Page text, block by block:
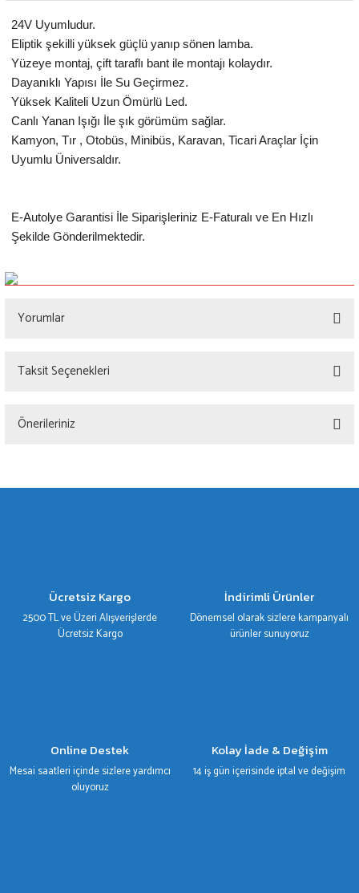
24V Uyumludur.
Eliptik şekilli yüksek güçlü yanıp sönen lamba.
Yüzeye montaj, çift taraflı bant ile montajı kolaydır.
Dayanıklı Yapısı İle Su Geçirmez.
Yüksek Kaliteli Uzun Ömürlü Led.
Canlı Yanan Işığı İle şık görümüm sağlar.
Kamyon, Tır , Otobüs, Minibüs, Karavan, Ticari Araçlar İçin
Uyumlu Üniversaldır.
E-Autolye Garantisi İle Siparişleriniz E-Faturalı ve En Hızlı
Şekilde Gönderilmektedir.
Yorumlar
Taksit Seçenekleri
Önerileriniz
gördüğünüz noktaları öneri formunu kullanarak tarafımıza iletebilirsiniz.
Ürün fiyatı diğer sitelerden daha pahalı.
Bu ürüne benzer farklı alternatifler olmalı.
Ücretsiz Kargo
2500 TL ve Üzeri Alışverişlerde
Ücretsiz Kargo
İndirimli Ürünler
Dönemsel olarak sizlere kampanyalı
ürünler sunuyoruz
Online Destek
Mesai saatleri içinde sizlere yardımcı
oluyoruz
Kolay İade & Değişim
14 iş gün içerisinde iptal ve değişim